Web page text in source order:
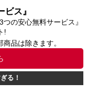
ビス』
の安心無料サービス』
!
品は除きます。
る！